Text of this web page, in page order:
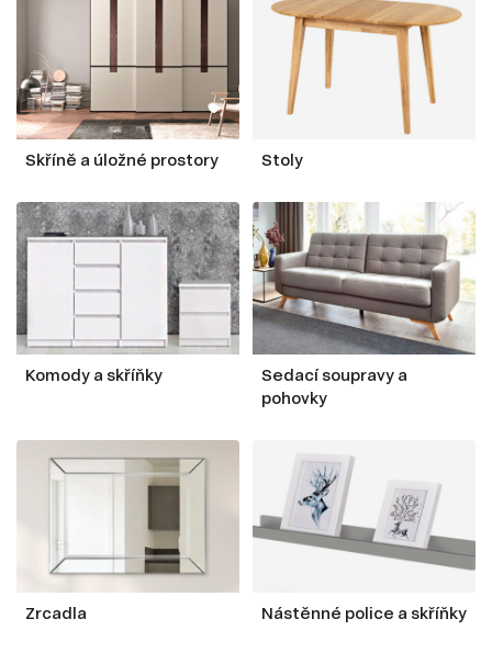
Skříně a úložné prostory Stoly
Komody a skříňky
Sedací soupravy a
pohovky
Zrcadla Nástěnné police a skříňky